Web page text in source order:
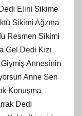
Elini Sikime
Sikimi Ağzına
Resmen Sikimi
Gel Dedi Kızı
Annesinin
Anne Sen
Konuşma
Dedi